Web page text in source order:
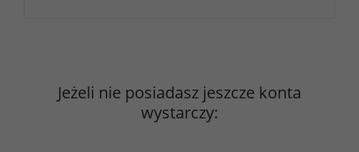
Jeżeli nie posiadasz jeszcze konta
wystarczy: